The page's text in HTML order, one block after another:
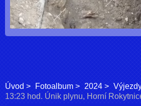
Úvod Fotoalbum 2024
13:23 hod. Únik plynu, Horní